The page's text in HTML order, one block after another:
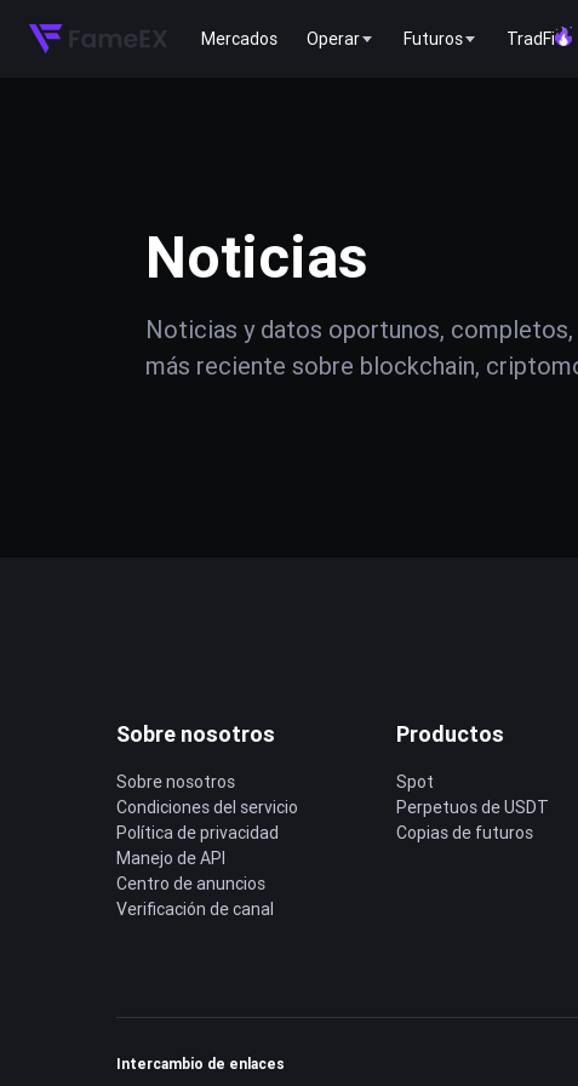
Mercados Operar Futuros TradFi
Noticias
Noticias y datos oportunos,
más reciente sobre blockchain,
Sobre nosotros
Sobre nosotros
Condiciones del servicio
Política de privacidad
Manejo de API
Centro de anuncios
Verificación de canal
Productos
Spot
Perpetuos de USDT
Copias de futuros
Intercambio de enlaces